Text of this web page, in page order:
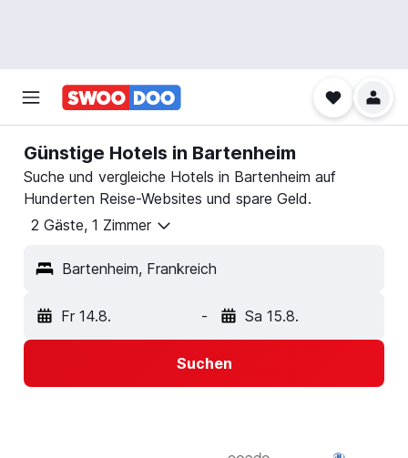
Günstige Hotels in Bartenheim
Suche und vergleiche Hotels in Bartenheim auf
Hunderten Reise-Websites und spare Geld.
2 Gäste, 1 Zimmer
Bartenheim, Frankreich
Fr 14.8. - Sa 15.8.
Suchen